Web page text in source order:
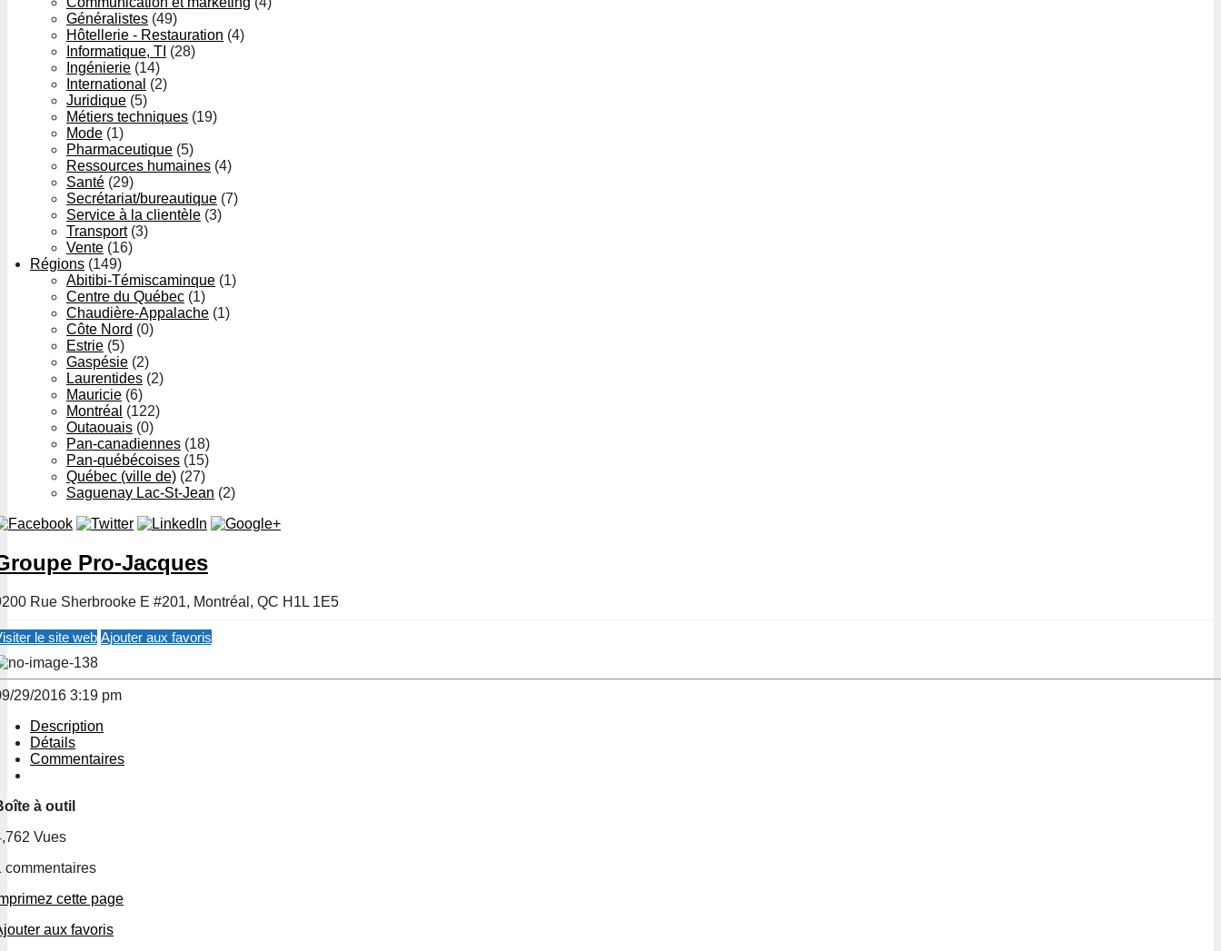
Généralistes (49)
Hôtellerie - Restauration (4)
Informatique, TI (28)
Ingénierie (14)
International (2)
Juridique (5)
Métiers techniques (19)
Mode (1)
Pharmaceutique (5)
Ressources humaines (4)
Santé (29)
Secrétariat/bureautique (7)
Service à la clientèle (3)
Transport(3)
Vente (16)
Régions (149)
Abitibi-Témiscaminque (1)
Centre du Québec (1)
Chaudière-Appalache (1)
Côte Nord (0)
Estrie (5)
Gaspésie (2)
Laurentides (2)
Mauricie (6)
Montréal (122)
Outaouais (0)
Pan-canadiennes (18)
Pan-québécoises (15)
Québec (ville de) (27)
Saguenay Lac-St-Jean (2)
Pro-Jacques
Rue Sherbrooke E #201, Montréal, QC H1L 1E5
le site web Ajouter aux favoris
29/2016 3:19 pm
Description
Détails
Commentaires
à outil
Vues
commentaires
cette page
aux favoris